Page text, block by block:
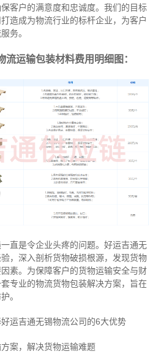
客户的满意度和忠诚度。我们的目标
造成为物流行业的标杆企业，为客户
务。
运输包装材料费用明细图：
直是令企业头疼的问题。好运吉通无
，深入剖析货物破损根源，发现货物
素。为保障客户的货物运输安全与财
专业的物流货物包装解决方案，旨在
。
运吉通无锡物流公司的6大优势
案，解决货物运输难题